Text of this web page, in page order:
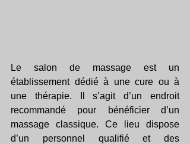
Le salon de massage est un
établissement dédié à une cure ou à
une thérapie. Il s’agit d’un endroit
recommandé pour bénéficier d’un
massage classique. Ce lieu dispose
d’un personnel qualifié et des